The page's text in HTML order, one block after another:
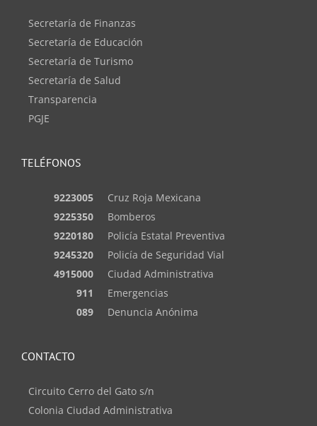
TELÉFONOS
9223005
Cruz Roja Mexicana
9225350
Bomberos
9220180
Policía Estatal Preventiva
9245320
Policía de Seguridad Vial
4915000
Ciudad Administrativa
911
Emergencias
089
Denuncia Anónima
Secretaría de Finanzas
Secretaría de Educación
Secretaría de Turismo
Secretaría de Salud
Transparencia
PGJE
CONTACTO
Circuito Cerro del Gato s/n
Colonia Ciudad Administrativa